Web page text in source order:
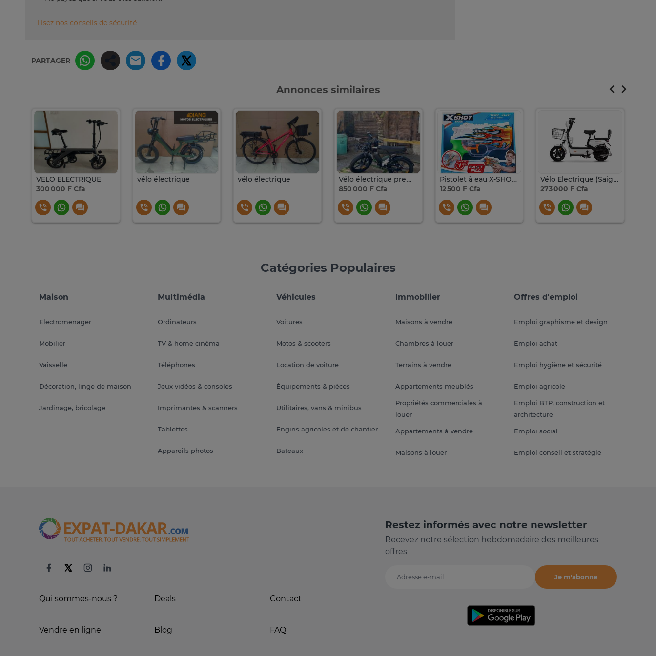
Lisez nos conseils de sécurité
PARTAGER
Annonces similaires
VÉLO ÉLECTRIQUE
300 000 F Cfa
vélo électrique vélo électrique
Vélo électrique premium – Type scooter – Neuf
850 000 F Cfa
Pistolet à eau X-SHOT portée jusqu'à 9mètre
12 500 F Cfa
Vélo Electrique (Saige EVBike )
273 000 F Cfa
Catégories Populaires
Maison
Electromenager
Mobilier
Vaisselle
Décoration, linge de maison
Jardinage, bricolage
Multimédia
Ordinateurs
TV & home cinéma
Téléphones
Jeux vidéos & consoles
Imprimantes & scanners
Tablettes
Appareils photos
Véhicules
Voitures
Motos & scooters
Location de voiture
Équipements & pièces
Utilitaires, vans & minibus
Engins agricoles et de chantier
Bateaux
Immobilier
Maisons à vendre
Chambres à louer
Terrains à vendre
Appartements meublés
Propriétés commerciales à
louer
Appartements à vendre
Maisons à louer
Offres d'emploi
Emploi graphisme et design
Emploi achat
Emploi hygiène et sécurité
Emploi agricole
Emploi BTP, construction et
architecture
Emploi social
Emploi conseil et stratégie
Qui sommes-nous ?
Vendre en ligne
Deals
Blog
Contact
FAQ
Restez informés avec notre newsletter
Recevez notre sélection hebdomadaire des meilleures
offres !
Adresse e-mail
Je m'abonne